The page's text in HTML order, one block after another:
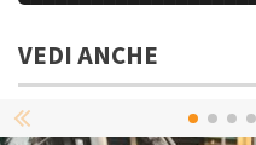
VEDI ANCHE